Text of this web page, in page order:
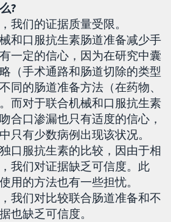
?
我们的证据质量受限。
和口服抗生素肠道准备减少手
一定的信心，因为在研究中囊
（手术通路和肠道切除的类型
同的肠道准备方法（在药物、
而对于联合机械和口服抗生素
合口渗漏也只有适度的信心，
只有少数病例出现该状况。
口服抗生素的比较，因由于相
我们对证据缺乏可信度。此
用的方法也有一些担忧。
我们对比较联合肠道准备和不
也缺乏可信度。